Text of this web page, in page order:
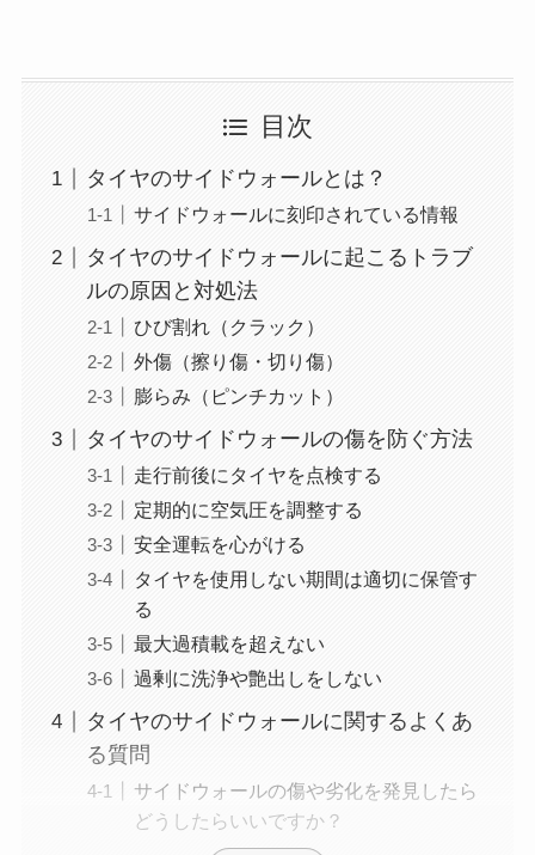
目次
タイヤのサイドウォールとは？
サイドウォールに刻印されている情報
タイヤのサイドウォールに起こるトラブ
ルの原因と対処法
ひび割れ（クラック）
外傷（擦り傷・切り傷）
膨らみ（ピンチカット）
タイヤのサイドウォールの傷を防ぐ方法
走行前後にタイヤを点検する
定期的に空気圧を調整する
安全運転を心がける
タイヤを使用しない期間は適切に保管す
る
最大過積載を超えない
過剰に洗浄や艶出しをしない
タイヤのサイドウォールに関するよくあ
る質問
サイドウォールの傷や劣化を発見したら
どうしたらいいですか？